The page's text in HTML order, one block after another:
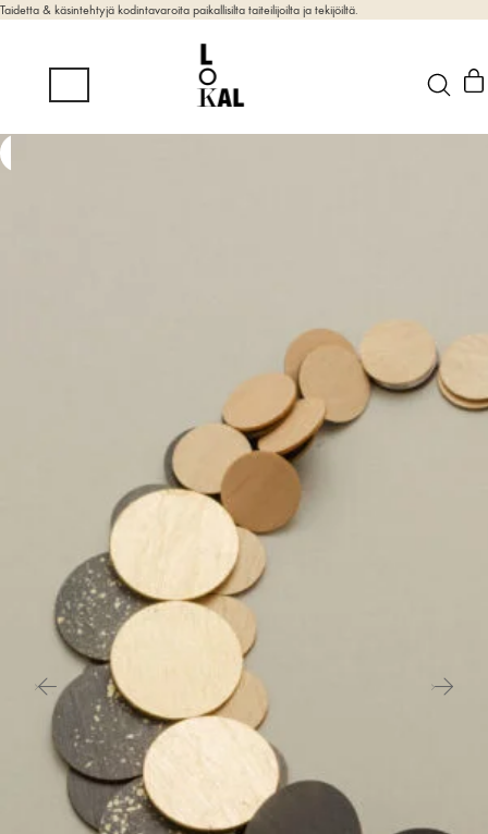
Taidetta & käsintehtyjä kodintavaroita paikallisilta taiteilijoilta ja tekijöiltä.